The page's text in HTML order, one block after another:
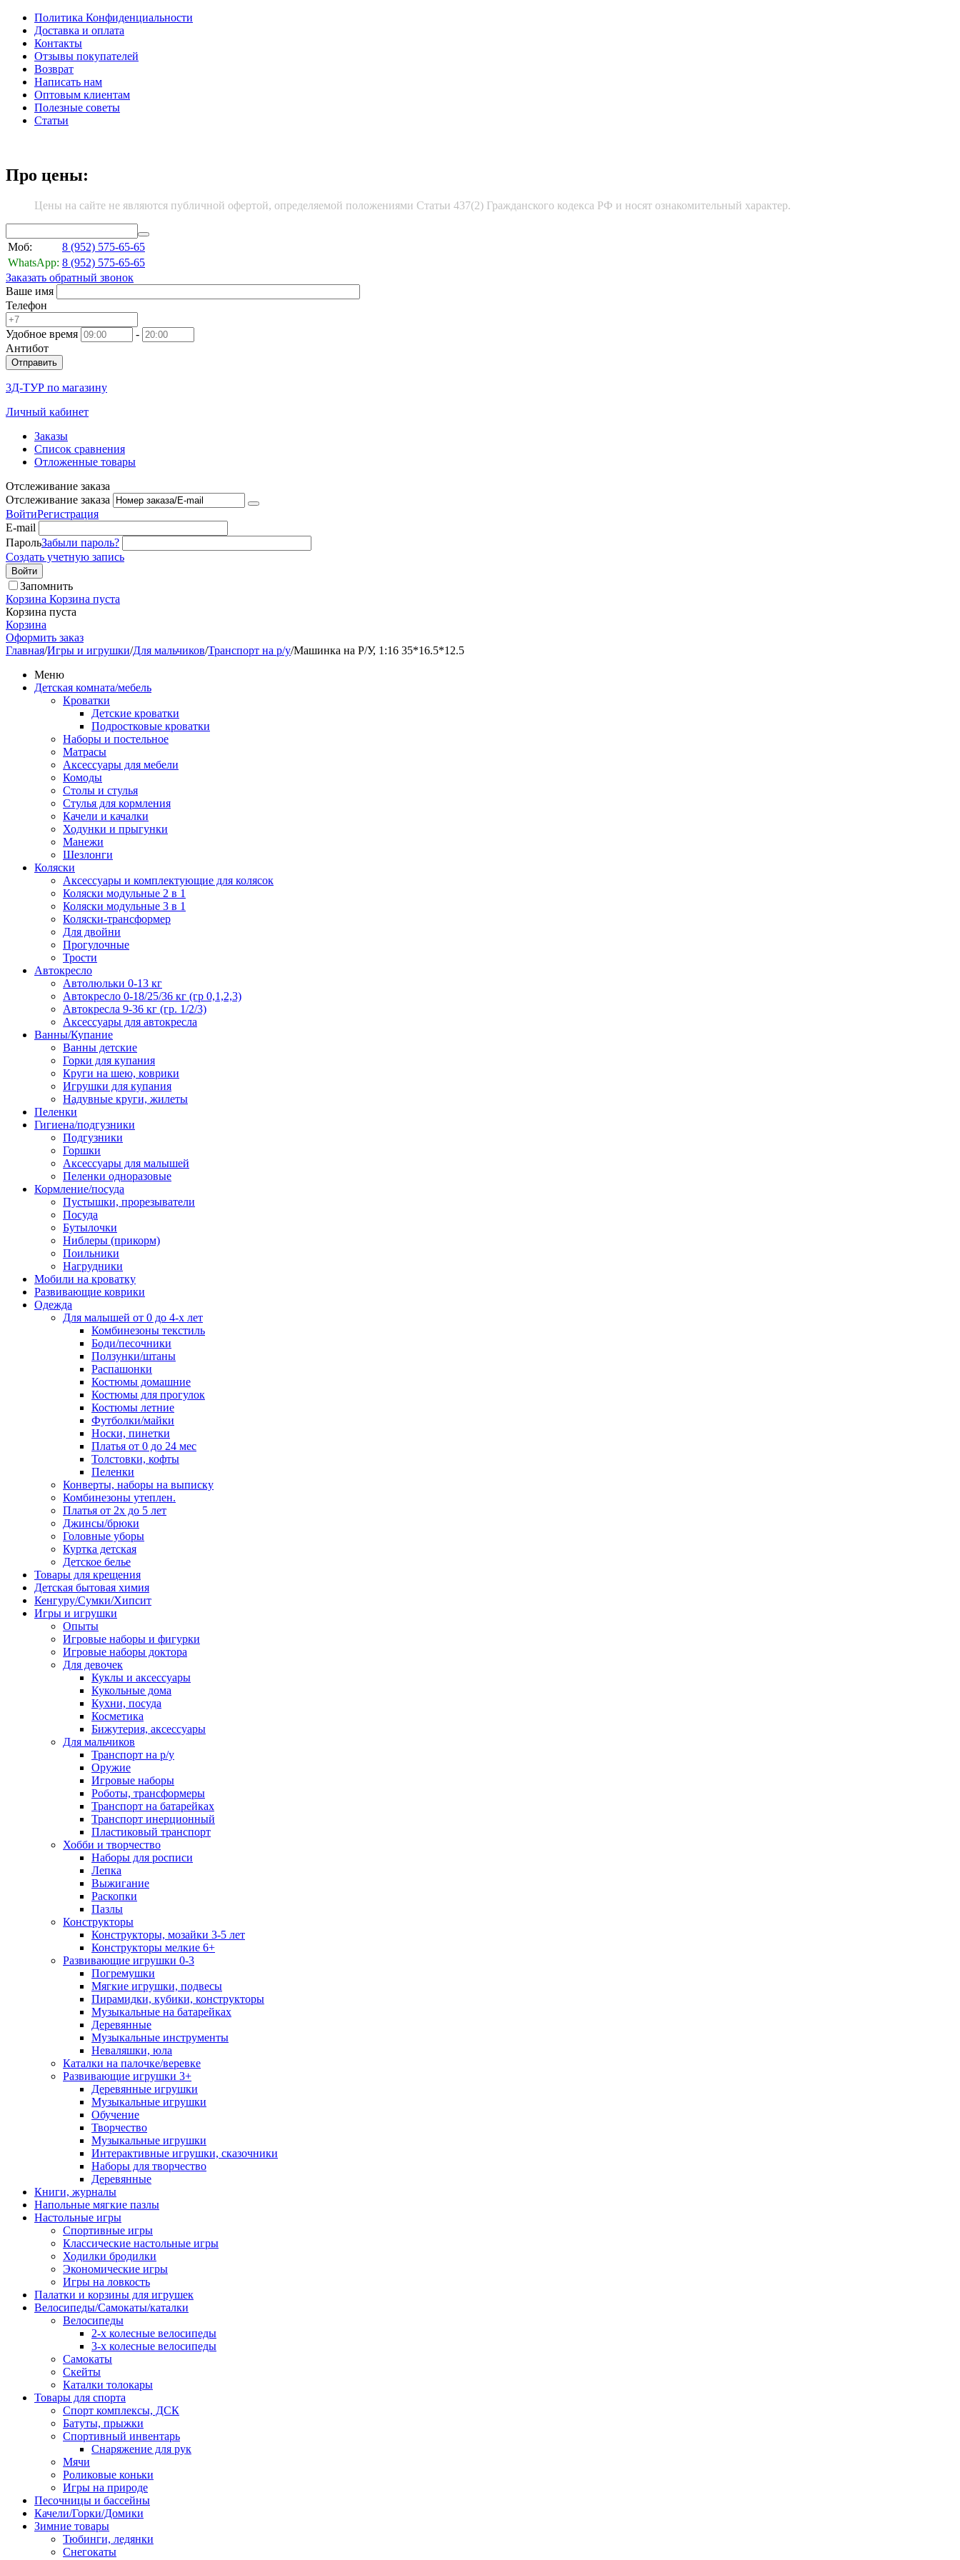
Политика Конфиденциальности
Доставка и оплата
Контакты
Отзывы покупателей
Возврат
Написать нам
Оптовым клиентам
Полезные советы
Статьи
Про цены:
Цены на сайте не являются публичной офертой, определяемой положениями Статьи 437(2) Гражданского кодекса РФ и носят ознакомительный характер.
Моб: 8 (952) 575-65-65
WhatsApp: 8 (952) 575-65-65
Заказать обратный звонок
Ваше имя
Телефон
Удобное время
-
Антибот
Отправить
3Д-ТУР по магазину
Личный кабинет
Заказы
Список сравнения
Отложенные товары
Отслеживание заказа
Отслеживание заказа
ВойтиРегистрация
E-mail
ПарольЗабыли пароль?
Создать учетную запись
Войти
Запомнить
Корзина Корзина пуста
Корзина пуста
Корзина
Оформить заказ
Главная/Игры и игрушки/Для мальчиков/Транспорт на р/у/Машинка на Р/У, 1:16 35*16.5*12.5
Меню
Детская комната/мебель
Кроватки
Детские кроватки
Подростковые кроватки
Наборы и постельное
Матрасы
Аксессуары для мебели
Комоды
Столы и стулья
Стулья для кормления
Качели и качалки
Ходунки и прыгунки
Манежи
Шезлонги
Коляски
Аксессуары и комплектующие для колясок
Коляски модульные 2 в 1
Коляски модульные 3 в 1
Коляски-трансформер
Для двойни
Прогулочные
Трости
Автокресло
Автолюльки 0-13 кг
Автокресло 0-18/25/36 кг (гр 0,1,2,3)
Автокресла 9-36 кг (гр. 1/2/3)
Аксессуары для автокресла
Ванны/Купание
Ванны детские
Горки для купания
Круги на шею, коврики
Игрушки для купания
Надувные круги, жилеты
Пеленки
Гигиена/подгузники
Подгузники
Горшки
Аксессуары для малышей
Пеленки одноразовые
Кормление/посуда
Пустышки, прорезыватели
Посуда
Бутылочки
Ниблеры (прикорм)
Поильники
Нагрудники
Мобили на кроватку
Развивающие коврики
Одежда
Для малышей от 0 до 4-х лет
Комбинезоны текстиль
Боди/песочники
Ползунки/штаны
Распашонки
Костюмы домашние
Костюмы для прогулок
Костюмы летние
Футболки/майки
Носки, пинетки
Платья от 0 до 24 мес
Толстовки, кофты
Пеленки
Конверты, наборы на выписку
Комбинезоны утеплен.
Платья от 2х до 5 лет
Джинсы/брюки
Головные уборы
Куртка детская
Детское белье
Товары для крещения
Детская бытовая химия
Кенгуру/Сумки/Хипсит
Игры и игрушки
Опыты
Игровые наборы и фигурки
Игровые наборы доктора
Для девочек
Куклы и аксессуары
Кукольные дома
Кухни, посуда
Косметика
Бижутерия, аксессуары
Для мальчиков
Транспорт на р/у
Оружие
Игровые наборы
Роботы, трансформеры
Транспорт на батарейках
Транспорт инерционный
Пластиковый транспорт
Хобби и творчество
Наборы для росписи
Лепка
Выжигание
Раскопки
Пазлы
Конструкторы
Конструкторы, мозайки 3-5 лет
Конструкторы мелкие 6+
Развивающие игрушки 0-3
Погремушки
Мягкие игрушки, подвесы
Пирамидки, кубики, конструкторы
Музыкальные на батарейках
Деревянные
Музыкальные инструменты
Неваляшки, юла
Каталки на палочке/веревке
Развивающие игрушки 3+
Деревянные игрушки
Музыкальные игрушки
Обучение
Творчество
Музыкальные игрушки
Интерактивные игрушки, сказочники
Наборы для творчество
Деревянные
Книги, журналы
Напольные мягкие пазлы
Настольные игры
Спортивные игры
Классические настольные игры
Ходилки бродилки
Экономические игры
Игры на ловкость
Палатки и корзины для игрушек
Велосипеды/Самокаты/каталки
Велосипеды
2-х колесные велосипеды
3-х колесные велосипеды
Самокаты
Скейты
Каталки толокары
Товары для спорта
Спорт комплексы, ДСК
Батуты, прыжки
Спортивный инвентарь
Снаряжение для рук
Мячи
Роликовые коньки
Игры на природе
Песочницы и бассейны
Качели/Горки/Домики
Зимние товары
Тюбинги, ледянки
Снегокаты